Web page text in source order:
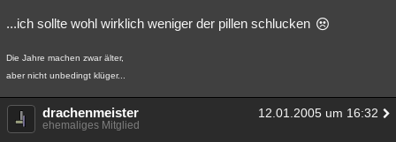
...ich sollte wohl wirklich weniger der pillen schlucken
Die Jahre machen zwar älter,
aber nicht unbedingt klüger...
drachenmeister 12.01.2005 um 16:32
ehemaliges Mitglied